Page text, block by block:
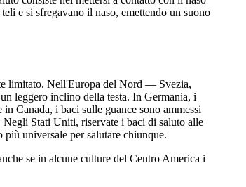
e si sfregavano il naso, emettendo un suono
limitato. Nell'Europa del Nord — Svezia,
leggero inclino della testa. In Germania, i
Canada, i baci sulle guance sono ammessi
Stati Uniti, riservate i baci di saluto alle
universale per salutare chiunque.
se in alcune culture del Centro America i